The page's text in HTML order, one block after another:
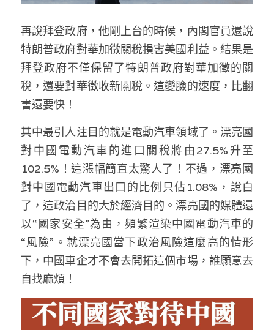
再說拜登政府，他剛上台的時候，內閣官員還說
特朗普政府對華加徵關稅損害美國利益。結果是
拜登政府不僅保留了特朗普政府對華加徵的關
稅，還要對華徵收新關稅。這變臉的速度，比翻
書還要快！
其中最引人注目的就是電動汽車領域了。漂亮國
對中國電動汽車的進口關稅將由27.5%升至
102.5%！這漲幅簡直太驚人了！不過，漂亮國
對中國電動汽車出口的比例只佔1.08%，說白
了，這政治目的大於經濟目的。漂亮國的媒體還
以“國家安全”為由，頻繁渲染中國電動汽車的
“風險”。就漂亮國當下政治風險這麼高的情形
下，中國車企才不會去開拓這個市場，誰願意去
自找麻煩！